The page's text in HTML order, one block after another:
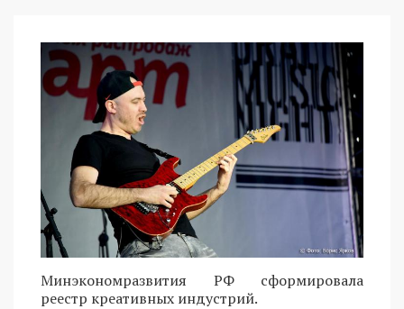
Минэкономразвития РФ сформировала
реестр креативных индустрий.